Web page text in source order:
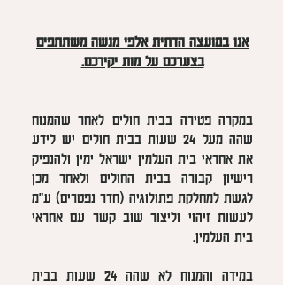
אנו במועצה הדתית אלפי מנשה משתתפים
בצערכם על מות יקירכם.
במקרה פטירה בבית חולים לאחר שהמנוח
שהה מעל 24 שעות בבית חולים יש לידע
את אחראי בית העלמין ישראל ימין ולהנפיק
רישיון קבורה בבית החולים ולאחר מכן
לגשת למחלקת פתולוגיה (חדר נפטרים) ע"מ
לעשות זיהוי וליצור שוב קשר עם אחראי
בית העלמין.
במידה והמנוח לא שהה 24 שעות בבית